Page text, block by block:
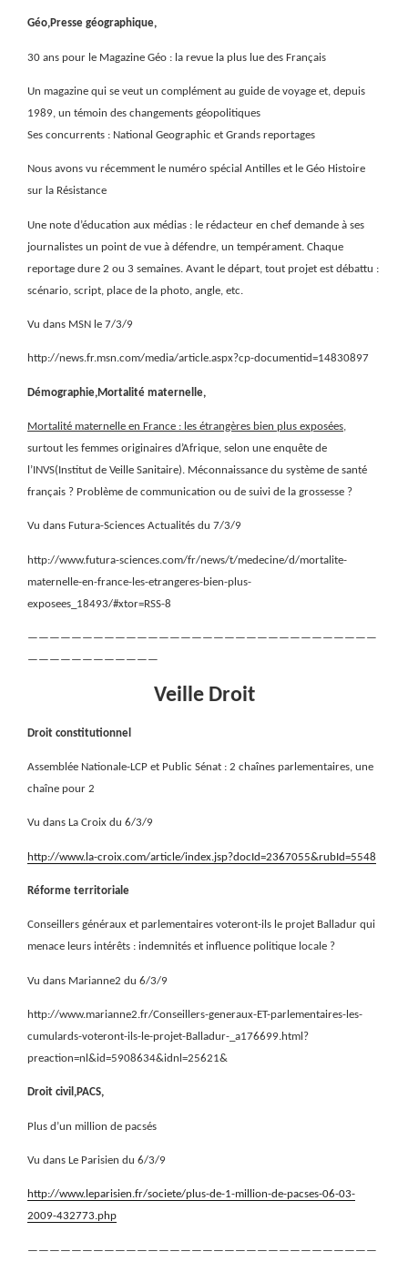
Géo,Presse géographique,
30 ans pour le Magazine Géo : la revue la plus lue des Français
Un magazine qui se veut un complément au guide de voyage et, depuis
1989, un témoin des changements géopolitiques
Ses concurrents : National Geographic et Grands reportages
Nous avons vu récemment le numéro spécial Antilles et le Géo Histoire
sur la Résistance
Une note d’éducation aux médias : le rédacteur en chef demande à ses
journalistes un point de vue à défendre, un tempérament. Chaque
reportage dure 2 ou 3 semaines. Avant le départ, tout projet est débattu :
scénario, script, place de la photo, angle, etc.
Vu dans MSN le 7/3/9
http://news.fr.msn.com/media/article.aspx?cp-documentid=14830897
Démographie,Mortalité maternelle,
Mortalité maternelle en France : les étrangères bien plus exposées,
surtout les femmes originaires d’Afrique, selon une enquête de
l’INVS(Institut de Veille Sanitaire). Méconnaissance du système de santé
français ? Problème de communication ou de suivi de la grossesse ?
Vu dans Futura-Sciences Actualités du 7/3/9
http://www.futura-sciences.com/fr/news/t/medecine/d/mortalite-
maternelle-en-france-les-etrangeres-bien-plus-
exposees_18493/#xtor=RSS-8
————————————————————————————————
————————————
Veille Droit
Droit constitutionnel
Assemblée Nationale-LCP et Public Sénat : 2 chaînes parlementaires, une
chaîne pour 2
Vu dans La Croix du 6/3/9
http://www.la-croix.com/article/index.jsp?docId=2367055&rubId=5548
Réforme territoriale
Conseillers généraux et parlementaires voteront-ils le projet Balladur qui
menace leurs intérêts : indemnités et influence politique locale ?
Vu dans Marianne2 du 6/3/9
http://www.marianne2.fr/Conseillers-generaux-ET-parlementaires-les-
cumulards-voteront-ils-le-projet-Balladur-_a176699.html?
preaction=nl&id=5908634&idnl=25621&
Droit civil,PACS,
Plus d’un million de pacsés
Vu dans Le Parisien du 6/3/9
http://www.leparisien.fr/societe/plus-de-1-million-de-pacses-06-03-
2009-432773.php
————————————————————————————————